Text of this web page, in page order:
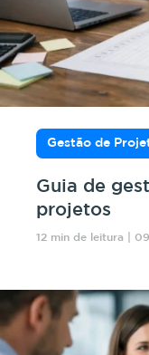
Gestão de
Guia de
projetos
12 min de leitura |